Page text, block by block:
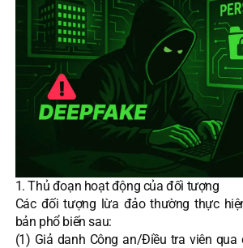
1. Thủ đoạn hoạt động của đối tượng
Các đối tượng lừa đảo thường thực
bản phổ biến sau:
(1) Giả danh Công an/Điều tra viên qua